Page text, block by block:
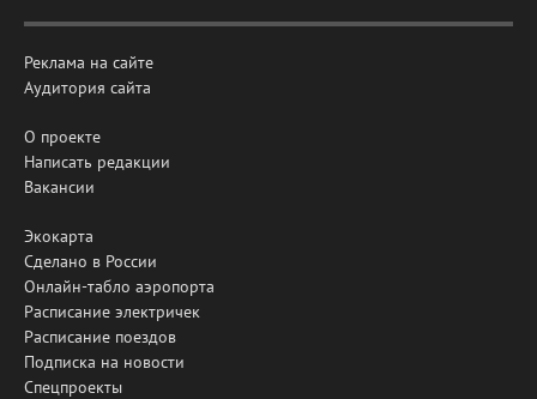
Реклама на сайте
Аудитория сайта
О проекте
Написать редакции
Вакансии
Экокарта
Сделано в России
Онлайн-табло аэропорта
Расписание электричек
Расписание поездов
Подписка на новости
Спецпроекты